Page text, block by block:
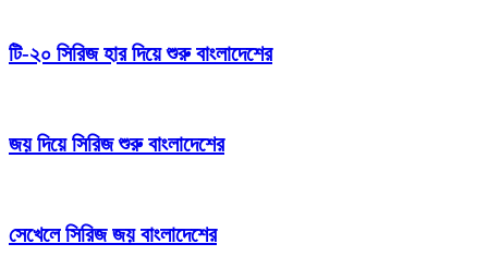
টি-২০ সিরিজ হার দিয়ে শুরু বাংলাদেশের
জয় দিয়ে সিরিজ শুরু বাংলাদেশের
সেখেলে সিরিজ জয় বাংলাদেশের